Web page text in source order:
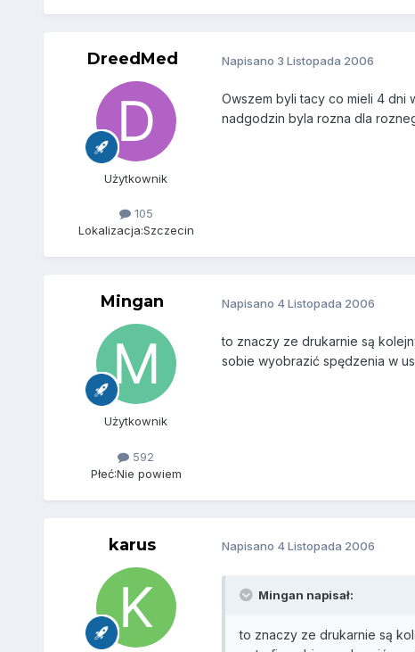
DreedMed
Użytkownik
105
Lokalizacja:Szczecin
Napisano 3 Listopada 2006
Owszem byli tacy co mieli 4 dni
nadgodzin byla rozna dla
Mingan
Użytkownik
592
Płeć:Nie powiem
Napisano 4 Listopada 2006
to znaczy ze drukarnie są
sobie wyobrazić spędzenia w
karus Napisano 4 Listopada 2006
Mingan napisał:
to znaczy ze drukarnie są